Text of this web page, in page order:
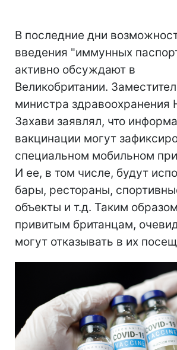
В последние дни
введения "иммунных
активно обсуждают в
Великобритании.
министра здравоохранения
Захави заявлял, что
вакцинации могут
специальном мобильном
И ее, в том числе, будут
бары, рестораны,
объекты и т.д. Таким
привитым британцам,
могут отказывать в их